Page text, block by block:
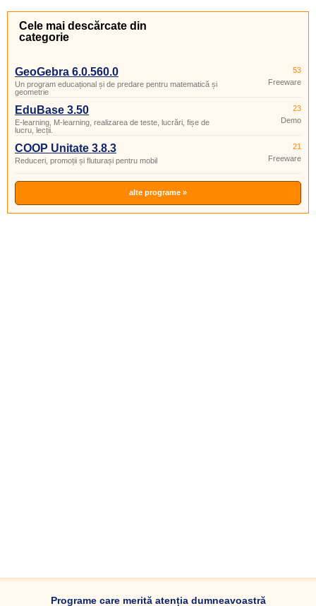
Cele mai descărcate din
categorie
GeoGebra 6.0.560.0
Un program educațional și de predare pentru matematică și
geometrie
53
Freeware
EduBase 3.50
E-learning, M-learning, realizarea de teste, lucrări, fișe de
lucru, lecții.
23
Demo
COOP Unitate 3.8.3
Reduceri, promoții și fluturași pentru mobil
21
Freeware
alte programe »
Programe care merită atenția dumneavoastră